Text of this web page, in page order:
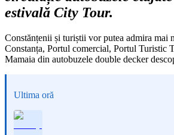
estivală City Tour.
Constănțenii și turiștii vor putea admira mai
Constanța, Portul comercial, Portul Turistic
Mamaia din autobuzele double decker
Ultima oră